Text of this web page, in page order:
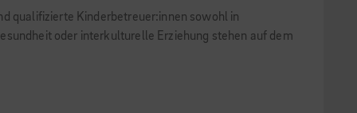
qualifizierte Kinderbetreuer:innen sowohl in
oder interkulturelle Erziehung stehen auf dem